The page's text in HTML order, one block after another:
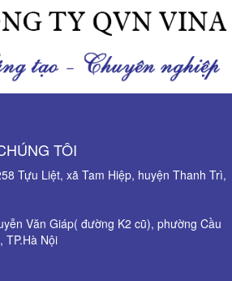
TÔI
Tựu Liệt, xã Tam Hiệp, huyện Thanh Trì,
Văn Giáp( đường K2 cũ), phường Cầu
TP.Hà Nội